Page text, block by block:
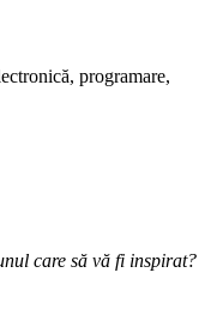
programare,
care să vă fi inspirat?